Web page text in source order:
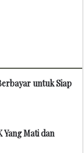
untuk Siap
Mati dan